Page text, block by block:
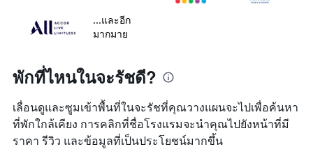
...และอีก
มากมาย
พักที่ไหนในจะรัชดี?
เลื่อนดูและซูมเข้าพื้นที่ในจะรัชที่คุณวางแผนจะไปเพื่อค้นหา
ที่พักใกล้เคียง การคลิกที่ชื่อโรงแรมจะนำคุณไปยังหน้าที่มี
ราคา รีวิว และข้อมูลที่เป็นประโยชน์มากขึ้น